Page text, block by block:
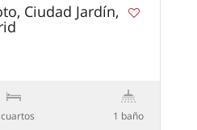
Ciudad Jardín,
1 baño